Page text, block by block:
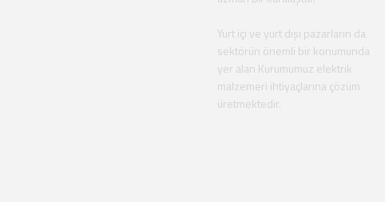
Yurt içi ve yurt dışı pazarların da
sektörün önemli bir konumunda
yer alan Kurumumuz elektrik
malzemeri ihtiyaçlarına çözüm
üretmektedir.